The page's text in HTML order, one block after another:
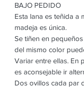
BAJO PEDIDO
Esta lana es teñida a
madeja es única.
Se tiñen en
del mismo color
Variar entre ellas. En
es aconsejable ir
Dos ovillos cada par